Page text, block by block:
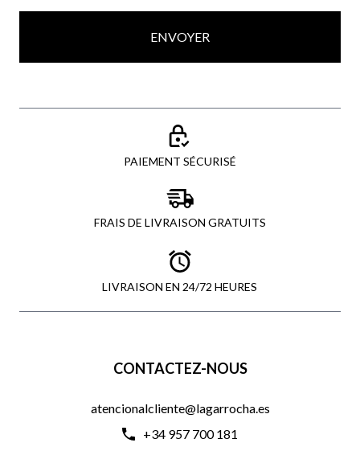
ENVOYER
PAIEMENT SÉCURISÉ
FRAIS DE LIVRAISON GRATUITS
LIVRAISON EN 24/72 HEURES
CONTACTEZ-NOUS
atencionalcliente@lagarrocha.es
+34 957 700 181